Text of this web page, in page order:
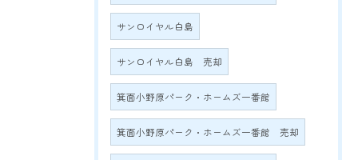
サンロイヤル白島
サンロイヤル白島 売却
箕面小野原パーク・ホームズ一番館
箕面小野原パーク・ホームズ一番館 売却